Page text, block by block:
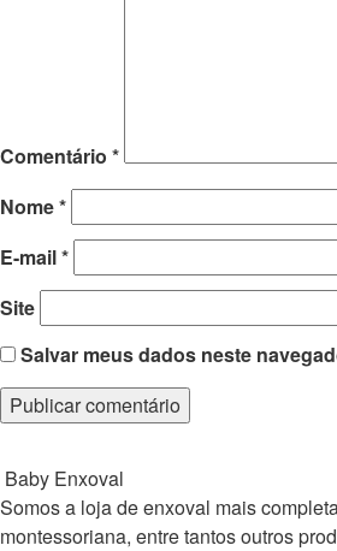
Comentário *
Nome*
E-mail*
Site
Salvar meus dados neste
Baby Enxoval
Somos a loja de enxoval mais
montessoriana, entre tantos outros